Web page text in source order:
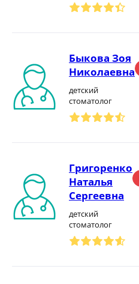
Быкова Зоя
Николаевна
детский
стоматолог
Григоренко
Наталья
Сергеевна
детский
стоматолог